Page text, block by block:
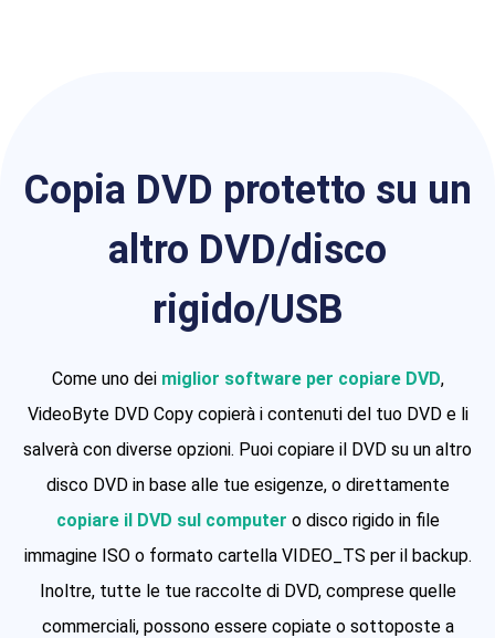
Copia DVD protetto su un
altro DVD/disco
rigido/USB
Come uno dei miglior software per copiare DVD,
VideoByte DVD Copy copierà i contenuti del tuo DVD e li
salverà con diverse opzioni. Puoi copiare il DVD su un altro
disco DVD in base alle tue esigenze, o direttamente
copiare il DVD sul computer o disco rigido in file
immagine ISO o formato cartella VIDEO_TS per il backup.
Inoltre, tutte le tue raccolte di DVD, comprese quelle
commerciali, possono essere copiate o sottoposte a